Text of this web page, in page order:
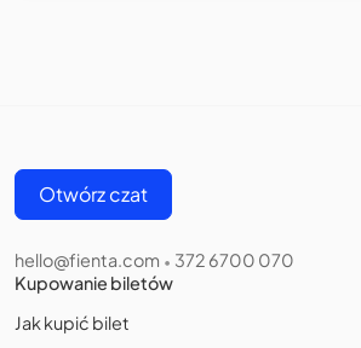
Otwórz czat
hello@fienta.com • 372 6700 070
Kupowanie biletów
Jak kupić bilet